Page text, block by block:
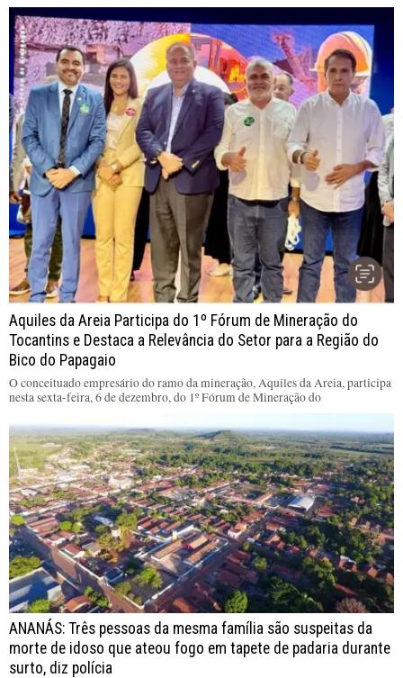
Aquiles da Areia Participa do 1º Fórum de Mineração do
Tocantins e Destaca a Relevância do Setor para a Região do
Bico do Papagaio
O conceituado empresário do ramo da mineração, Aquiles da Areia, participa
nesta sexta-feira, 6 de dezembro, do 1º Fórum de Mineração do
ANANÁS: Três pessoas da mesma família são suspeitas da
morte de idoso que ateou fogo em tapete de padaria durante
surto, diz polícia